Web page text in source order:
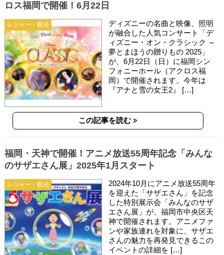
レジャー・観光
ロス福岡で開催！6月22日
ディズニーの名曲と映像、照明
が融合した人気コンサート「デ
ィズニー・オン・クラシック ～
夢とまほうの贈りもの 2025」
が、6月22日（日）に福岡シン
フォニーホール（アクロス福
岡）で開催されます。今年は
『アナと雪の女王2』 […]
この記事を読む
レジャー・観光
福岡・天神で開催！アニメ放送55周年記念「みんな
のサザエさん展」2025年1月スタート
2024年10月にアニメ放送55周年
を迎えた「サザエさん」を記念
した特別展示会「みんなのサザ
エさん展」が、福岡市中央区天
神で開催されます。アニメファ
ンや家族連れを対象に、サザエ
さんの魅力を再発見できるこの
イベントの詳細を […]